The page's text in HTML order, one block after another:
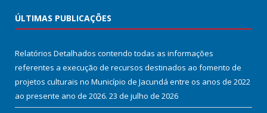
ÚLTIMAS PUBLICAÇÕES
Relatórios Detalhados contendo todas as informações
referentes a execução de recursos destinados ao fomento de
projetos culturais no Município de Jacundá entre os anos de 2022
ao presente ano de 2026. 23 de julho de 2026